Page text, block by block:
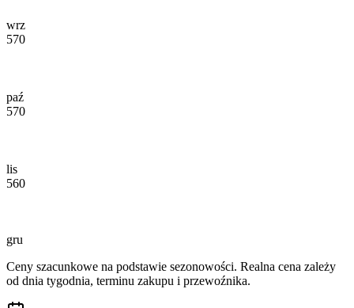
wrz
570
paź
570
lis
560
gru
Ceny szacunkowe na podstawie sezonowości. Realna cena zależy
od dnia tygodnia, terminu zakupu i przewoźnika.